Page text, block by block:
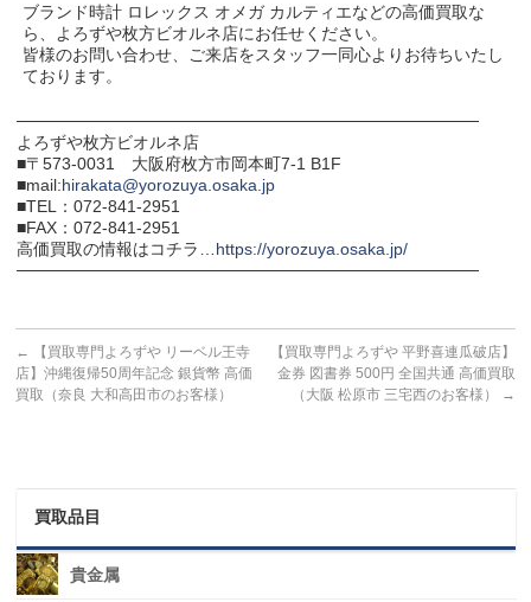
ブランド時計 ロレックス オメガ カルティエなどの高価買取な
ら、よろずや枚方ビオルネ店にお任せください。
皆様のお問い合わせ、ご来店をスタッフ一同心よりお待ちいたし
ております。
───────────────────────────────────────
よろずや枚方ビオルネ店
■〒573-0031 大阪府枚方市岡本町7-1 B1F
■mail:hirakata@yorozuya.osaka.jp
■TEL：072-841-2951
■FAX：072-841-2951
高価買取の情報はコチラ…https://yorozuya.osaka.jp/
───────────────────────────────────────
←
【買取専門よろずや リーベル王寺
店】沖縄復帰50周年記念 銀貨幣 高価
買取（奈良 大和高田市のお客様）
【買取専門よろずや 平野喜連瓜破店】
金券 図書券 500円 全国共通 高価買取
（大阪 松原市 三宅西のお客様）
→
買取品目
貴金属